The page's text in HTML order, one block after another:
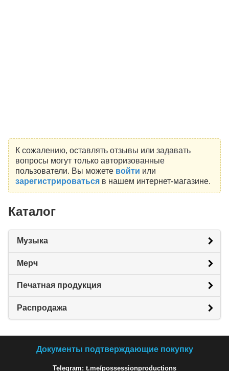
К сожалению, оставлять отзывы или задавать
вопросы могут только авторизованные
пользователи. Вы можете войти или
зарегистрироватьсяв нашем интернет-магазине.
Каталог
Музыка
Мерч
Печатная продукция
Распродажа
Документы подтверждающие покупку
Telegram: t.me/possessionproductions